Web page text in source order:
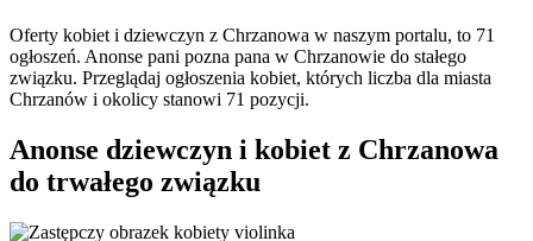
Oferty kobiet i dziewczyn z Chrzanowa w naszym portalu, to 71
ogłoszeń. Anonse pani pozna pana w Chrzanowie do stałego
związku. Przeglądaj ogłoszenia kobiet, których liczba dla miasta
Chrzanów i okolicy stanowi 71 pozycji.
Anonse dziewczyn i kobiet z Chrzanowa
do trwałego związku